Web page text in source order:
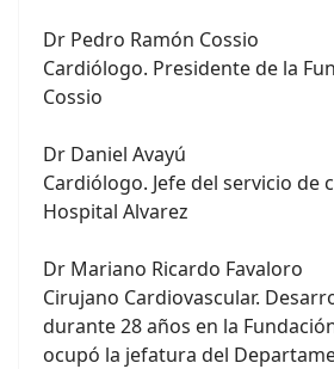
Dr Pedro Ramón Cossio
Cardiólogo. Presidente de la
Cossio
Dr Daniel Avayú
Cardiólogo. Jefe del servicio de
Hospital Alvarez
Dr Mariano Ricardo Favaloro
Cirujano Cardiovascular.
durante 28 años en la
ocupó la jefatura del